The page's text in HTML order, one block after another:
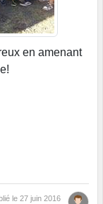
en amenant
le 27 juin 2016